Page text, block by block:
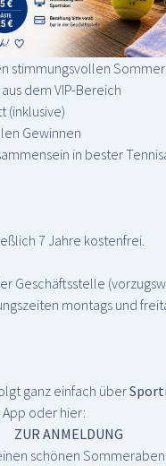
stimmungsvollen
dem VIP-Bereich
Gewinnen
in bester
7 Jahre kostenfrei.
Geschäftsstelle
montags und
ganz einfach über
oder hier:
ZUR ANMELDUNG
schönen